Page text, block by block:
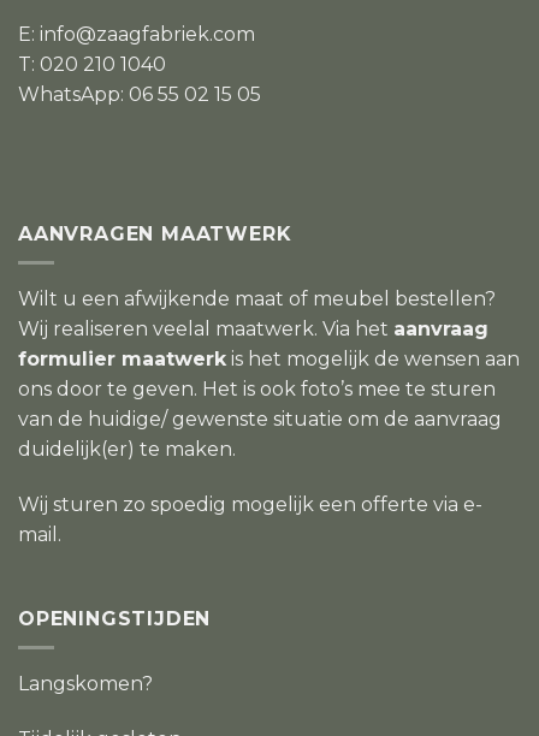
E: info@zaagfabriek.com
T: 020 210 1040
WhatsApp: 06 55 02 15 05
AANVRAGEN MAATWERK
Wilt u een afwijkende maat of meubel bestellen?
Wij realiseren veelal maatwerk. Via het aanvraag
formulier maatwerk is het mogelijk de wensen aan
ons door te geven. Het is ook foto’s mee te sturen
van de huidige/ gewenste situatie om de aanvraag
duidelijk(er) te maken.
Wij sturen zo spoedig mogelijk een offerte via e-
mail.
OPENINGSTIJDEN
Langskomen?